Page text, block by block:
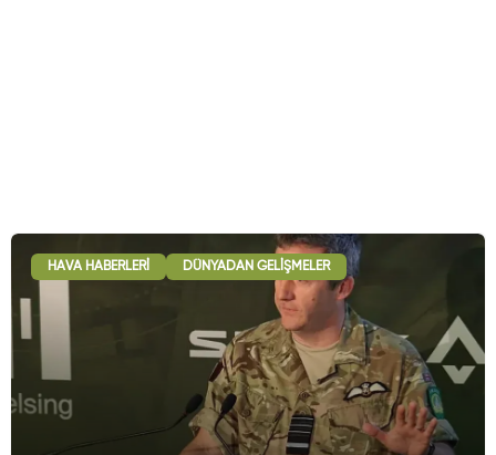
HAVA HABERLERI DÜNYADAN GELIŞMELER